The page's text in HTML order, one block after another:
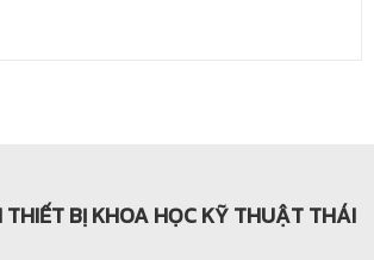
THIẾT BỊ KHOA HỌC KỸ THUẬT THÁI